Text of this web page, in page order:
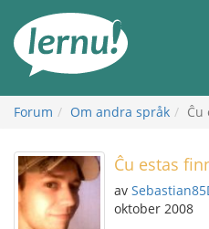
sidans
innehåll
Forum Om andra språk Ĉu
Ĉu estas
av
oktober 2008